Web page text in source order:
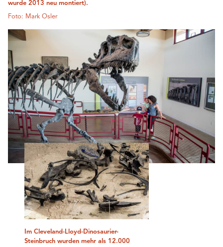
Im Cleveland-Lloyd-Dinosaurier-
Steinbruch wurden mehr als 12.000
wurde 2013 neu montiert).
Foto: Mark Osler